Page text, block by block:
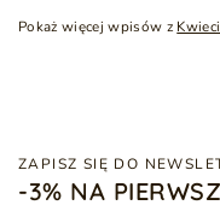
Pokaż więcej wpisów z
ZAPISZ SIĘ DO
-3% NA